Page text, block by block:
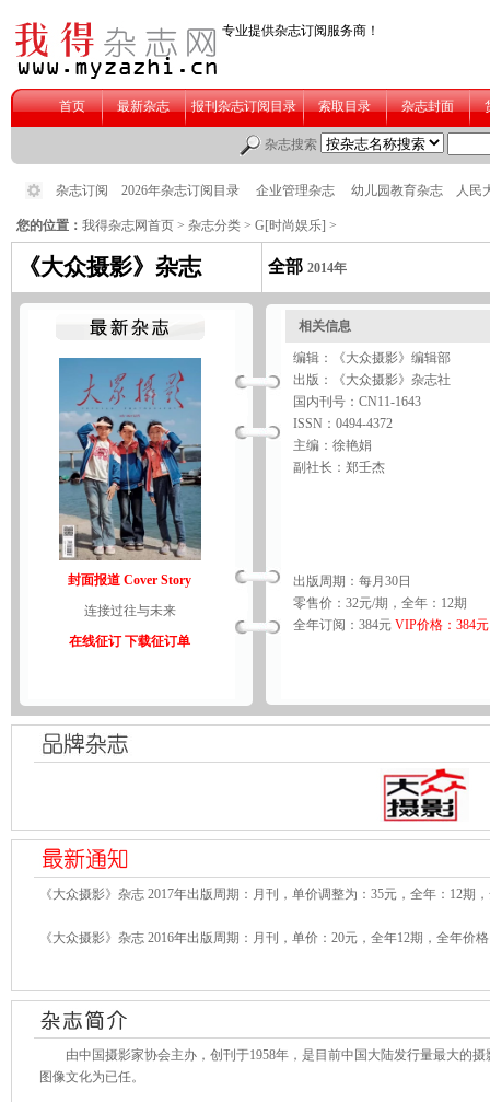
您的位置： 我得杂志网首页 > 杂志分类 > G[时尚娱乐] >
《大众摄影》杂志 全部 2014年
封面报道 Cover Story
连接过往与未来
在线征订 下载征订单
相关信息
编辑：《大众摄影》编辑部
出版：《大众摄影》杂志社
国内刊号：CN11-1643
ISSN：0494-4372
主编：徐艳娟
副社长：郑壬杰
出版周期：每月30日
零售价：32元/期，全年：12期
全年订阅：384元 VIP价格：384元
《大众摄影》杂志 2017年出版周期：月刊，单价调整为：35元，全年：12期
《大众摄影》杂志 2016年出版周期：月刊，单价：20元，全年12期，全年价
由中国摄影家协会主办，创刊于1958年，是目前中国大陆发行量最大的摄
图像文化为已任。